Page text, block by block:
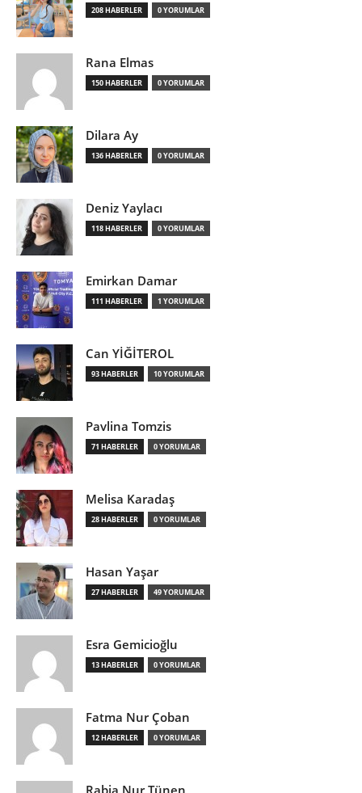
208 HABERLER 0 YORUMLAR
Rana Elmas
150 HABERLER 0 YORUMLAR
Dilara Ay
136 HABERLER 0 YORUMLAR
Deniz Yaylacı
118 HABERLER 0 YORUMLAR
Emirkan Damar
111 HABERLER 1 YORUMLAR
Can YİĞİTEROL
93 HABERLER 10 YORUMLAR
Pavlina Tomzis
71 HABERLER 0 YORUMLAR
Melisa Karadaş
28 HABERLER 0 YORUMLAR
Hasan Yaşar
27 HABERLER 49 YORUMLAR
Esra Gemicioğlu
13 HABERLER 0 YORUMLAR
Fatma Nur Çoban
12 HABERLER 0 YORUMLAR